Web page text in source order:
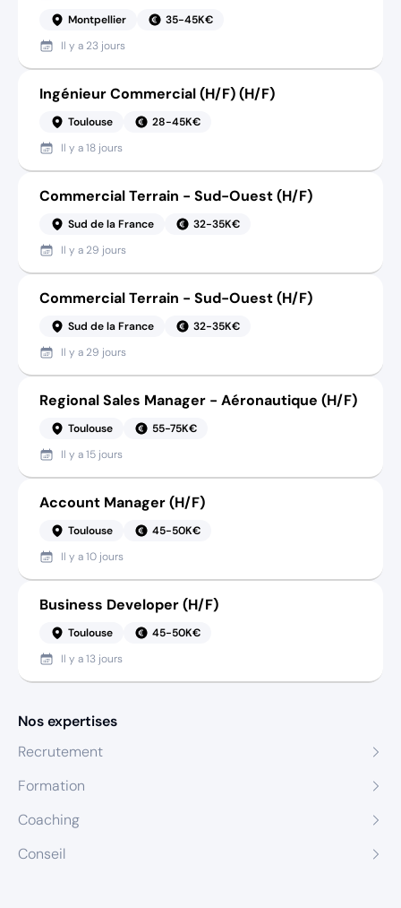
Montpellier
35-45K€
Il y a 23 jours
Ingénieur Commercial (H/F) (H/F)
Toulouse
28-45K€
Il y a18 jours
Commercial Terrain - Sud-Ouest (H/F)
Sud de la France
32-35K€
Il y a 29 jours
Commercial Terrain - Sud-Ouest (H/F)
Sud de la France
32-35K€
Il y a 29 jours
Regional Sales Manager - Aéronautique (H/F)
Toulouse
55-75K€
Il y a15 jours
Account Manager (H/F)
Toulouse
45-50K€
Il y a10 jours
Business Developer (H/F)
Toulouse
45-50K€
Il y a13 jours
Nos expertises
Recrutement
Formation
Coaching
Conseil